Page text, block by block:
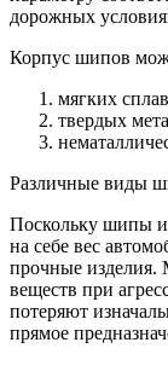
дорожных
Корпус шипов
мягких
твердых
Различные виды
Поскольку шипы
на себе вес
прочные изделия.
веществ при
потеряют
прямое